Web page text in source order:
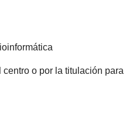
o por la titulación